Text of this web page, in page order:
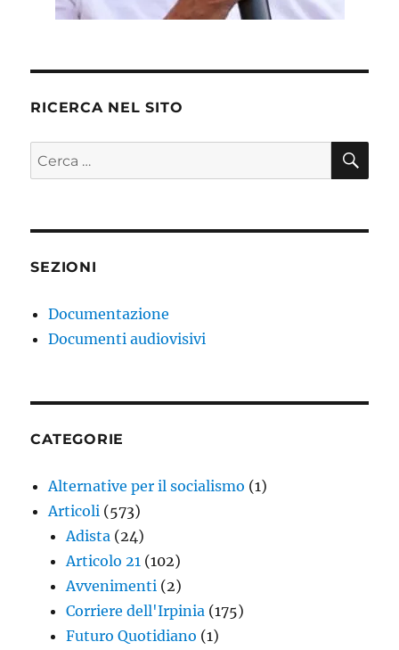
RICERCA NEL SITO
Cerca:
SEZIONI
Documentazione
Documenti audiovisivi
CATEGORIE
Alternative per il socialismo (1)
Articoli (573)
Adista (24)
Articolo 21 (102)
Avvenimenti (2)
Corriere dell'Irpinia (175)
Futuro Quotidiano (1)